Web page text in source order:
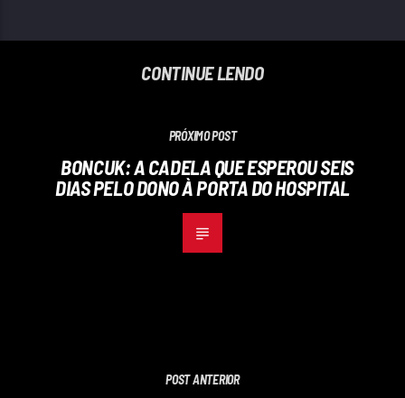
CONTINUE LENDO
PRÓXIMO POST
BONCUK: A CADELA QUE ESPEROU SEIS
DIAS PELO DONO À PORTA DO HOSPITAL
POST ANTERIOR